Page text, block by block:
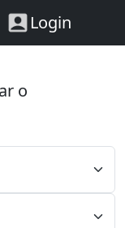
Login
o